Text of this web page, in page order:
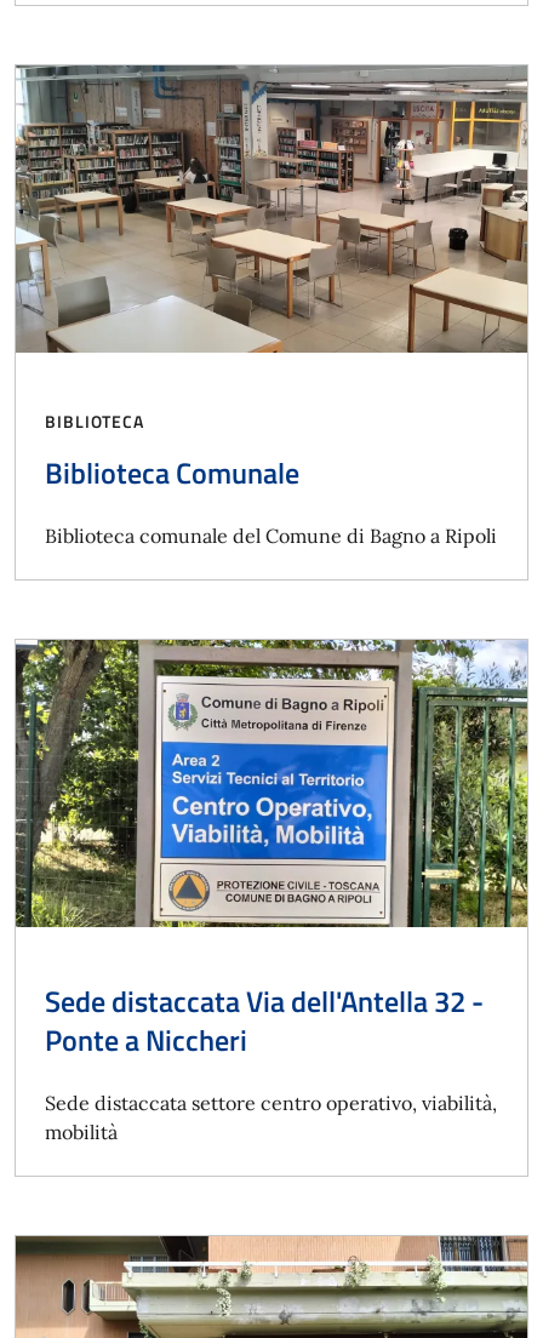
BIBLIOTECA
Biblioteca Comunale
Biblioteca comunale del Comune di Bagno a Ripoli
Sede distaccata Via dell'Antella 32 -
Ponte a Niccheri
Sede distaccata settore centro operativo, viabilità,
mobilità